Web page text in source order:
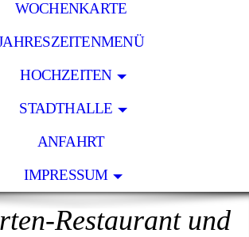
WOCHENKARTE
HOCHZEITEN
STADTHALLE
ANFAHRT
IMPRESSUM
Restaurant und